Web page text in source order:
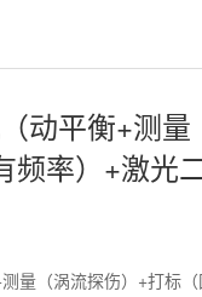
动平衡+测量
频率）+激光
量（涡流探伤）+打标